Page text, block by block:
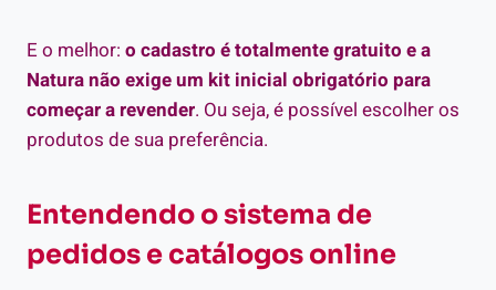
E o melhor: o cadastro é totalmente gratuito e a
Natura não exige um kit inicial obrigatório para
começar a revender. Ou seja, é possível escolher os
produtos de sua preferência.
Entendendo o sistema de
pedidos e catálogos online